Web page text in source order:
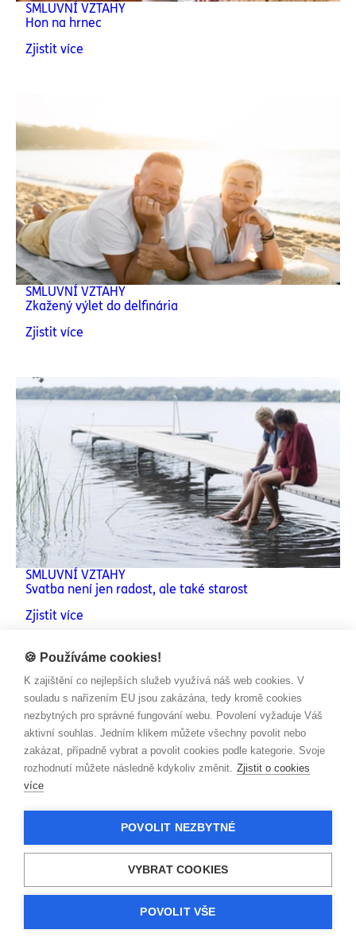
SMLUVNÍ VZTAHY
Hon na hrnec
Zjistit více
SMLUVNÍ VZTAHY
Zkažený výlet do delfinária
Zjistit více
SMLUVNÍ VZTAHY
Svatba není jen radost, ale také starost
Zjistit více
SMLUVNÍ VZTAHY
Červené růže nosí smůlu
Zjistit více
🍪 Používáme cookies!
K zajištění co nejlepších služeb využívá náš web cookies. V
souladu s nařízením EU jsou zakázána, tedy kromě cookies
nezbytných pro správné fungování webu. Povolení vyžaduje Váš
aktivní souhlas. Jedním klikem můžete všechny povolit nebo
zakázat, případně vybrat a povolit cookies podle kategorie. Svoje
rozhodnutí můžete následně kdykoliv změnit. Zjistit o cookies
více
POVOLIT NEZBYTNÉ
VYBRAT COOKIES
POVOLIT VŠE